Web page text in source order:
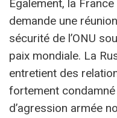
Également, la
demande une
sécurité de l’ONU
paix mondiale. La
entretient des
fortement
d’agression armée